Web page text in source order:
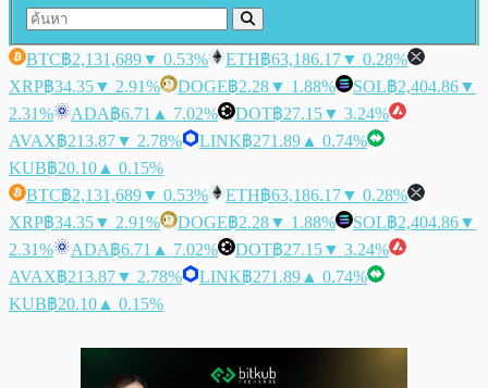
BTC฿2,131,689▼ 0.53% ETH฿63,186.17▼ 0.28%
XRP฿34.35▼ 2.91% DOGE฿2.28▼ 1.88% SOL฿2,404.86▼
2.31%
ADA฿6.71 ▲ 7.02% DOT฿27.15▼ 3.24%
AVAX฿213.87▼ 2.78% LINK฿271.89 ▲ 0.74%
KUB฿20.10 ▲ 0.15%
BTC฿2,131,689▼ 0.53% ETH฿63,186.17▼ 0.28%
XRP฿34.35▼ 2.91% DOGE฿2.28▼ 1.88% SOL฿2,404.86▼
2.31%
ADA฿6.71 ▲ 7.02% DOT฿27.15▼ 3.24%
AVAX฿213.87▼ 2.78% LINK฿271.89 ▲ 0.74%
KUB฿20.10 ▲ 0.15%